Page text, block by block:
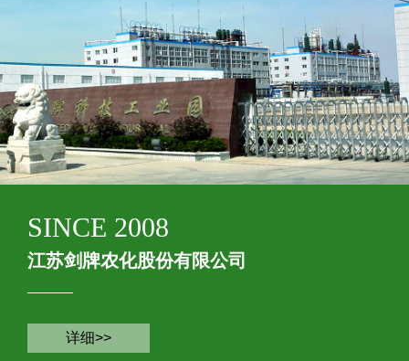
SINCE 2008
江苏剑牌农化股份有限公司
详细>>